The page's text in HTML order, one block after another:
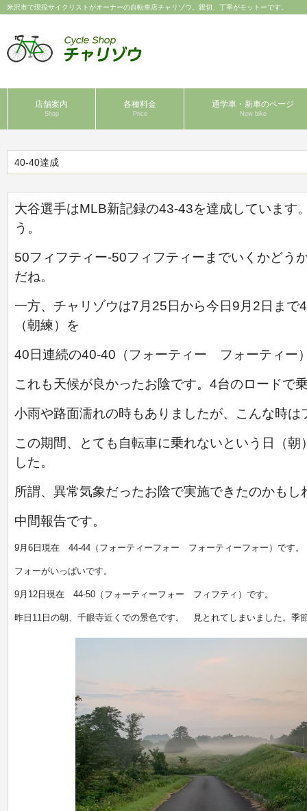
米沢市で現役サイクリストがオーナーの自転車店チャリゾウ。親切、丁寧がモットーです。
店舗案内
Shop
各種料金
Price
通学車・新車のページ
New bike
40-40達成
大谷選手はMLB新記録の43-43を達成しています
う。
50フィフティー-50フィフティーまでいくかどう
だね。
一方、チャリゾウは7月25日から今日9月2日まで
（朝練）を
40日連続の40-40（フォーティー フォーティー
これも天候が良かったお陰です。4台のロードで
小雨や路面濡れの時もありましたが、こんな時
この期間、とても自転車に乗れないという日（
した。
所謂、異常気象だったお陰で実施できたのかもし
中間報告です。
9月6日現在 44-44（フォーティーフォー フォーティーフォー）です。
フォーがいっぱいです。
9月12日現在 44-50（フォーティーフォー フィフティ）です。
昨日11日の朝、千眼寺近くでの景色です。 見とれてしまいました。季